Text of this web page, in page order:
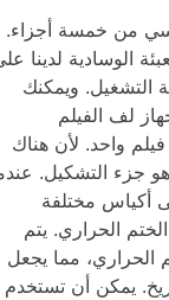
من خمسة أجزاء.
لدينا على
ويمكنك
الفيلم
لأن هناك
التشكيل. عندما
مختلفة
الحراري. يتم
مما يجعل
يمكن أن تستخدم